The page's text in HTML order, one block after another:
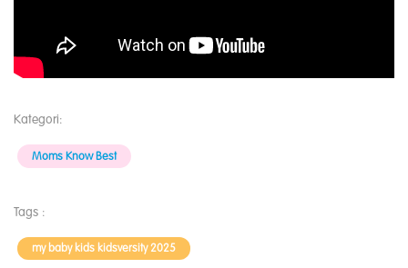
Kategori:
Moms Know Best
Tags :
my baby kids kidsversity 2025